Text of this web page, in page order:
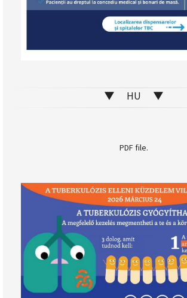
▼ HU ▼
PDF file.